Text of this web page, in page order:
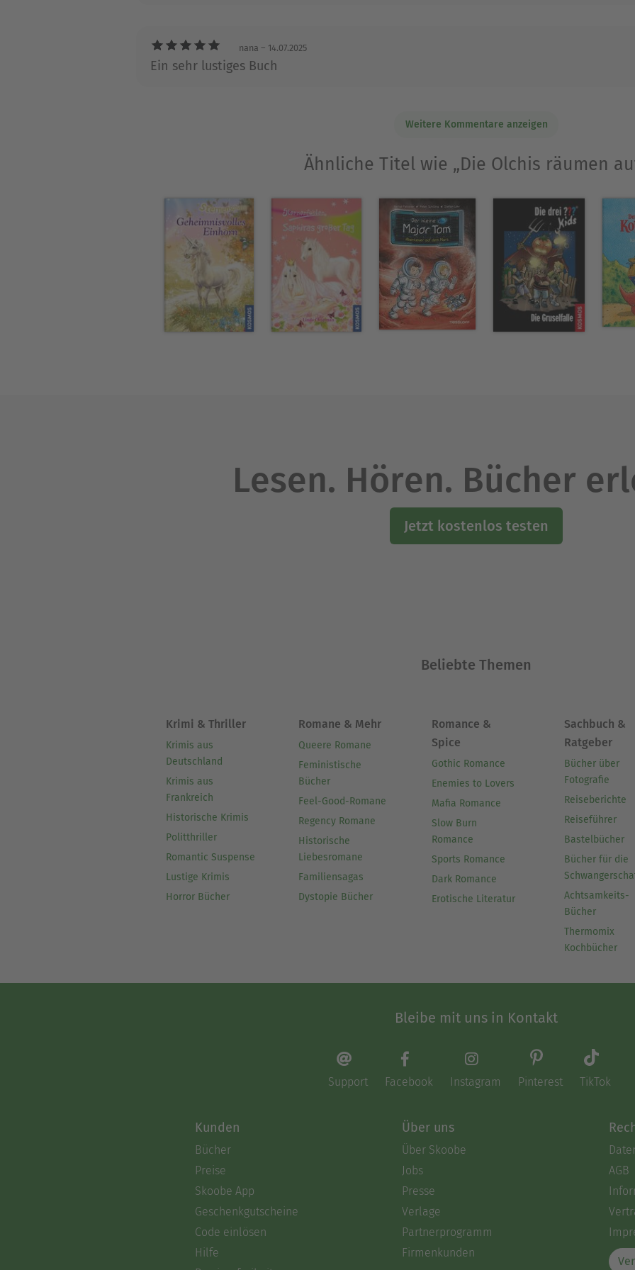
nana – 14.07.2025
Ein sehr lustiges Buch
Weitere Kommentare anzeigen
Ähnliche Titel wie „Die Olchis räumen
Lesen. Hören. Bücher
Jetzt kostenlos testen
Beliebte Themen
Krimi & Thriller
Krimis aus
Deutschland
Krimis aus
Frankreich
Historische Krimis
Politthriller
Romantic Suspense
Lustige Krimis
Horror Bücher
Romane & Mehr
Queere Romane
Feministische
Bücher
Feel-Good-Romane
Regency Romane
Historische
Liebesromane
Familiensagas
Dystopie Bücher
Romance &
Spice
Gothic Romance
Enemies to Lovers
Mafia Romance
Slow Burn
Romance
Sports Romance
Dark Romance
Erotische Literatur
Sachbuch &
Ratgeber
Bücher über
Fotografie
Reiseberichte
Reiseführer
Bastelbücher
Bücher für die
Achtsamkeits-
Bücher
Thermomix
Kochbücher
Bleibe mit uns in Kontakt
Support Facebook Instagram Pinterest TikTok
Kunden
Bücher
Preise
Skoobe App
Geschenkgutscheine
Code einlösen
Hilfe
Über uns
Über Skoobe
Jobs
Presse
Verlage
Partnerprogramm
Firmenkunden
AGB